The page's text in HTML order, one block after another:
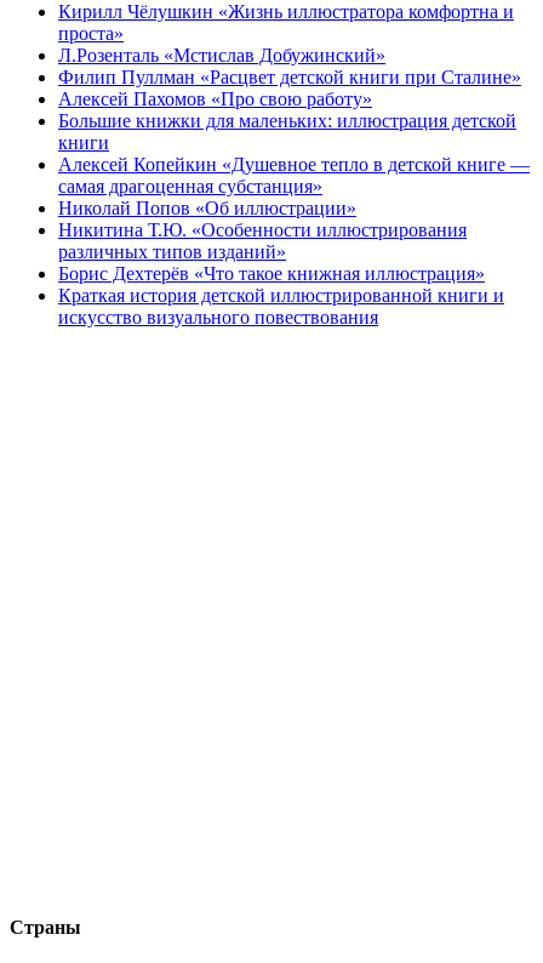
Кирилл Чёлушкин «Жизнь иллюстратора комфортна и
проста»
Л.Розенталь «Мстислав Добужинский»
Филип Пуллман «Расцвет детской книги при Сталине»
Алексей Пахомов «Про свою работу»
Большие книжки для маленьких: иллюстрация детской
книги
Алексей Копейкин «Душевное тепло в детской книге —
самая драгоценная субстанция»
Николай Попов «Об иллюстрации»
Никитина Т.Ю. «Особенности иллюстрирования
различных типов изданий»
Борис Дехтерёв «Что такое книжная иллюстрация»
Краткая история детской иллюстрированной книги и
искусство визуального повествования
Страны